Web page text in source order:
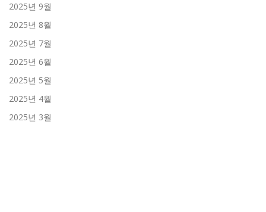
2025년 9월
2025년 8월
2025년 7월
2025년 6월
2025년 5월
2025년 4월
2025년 3월